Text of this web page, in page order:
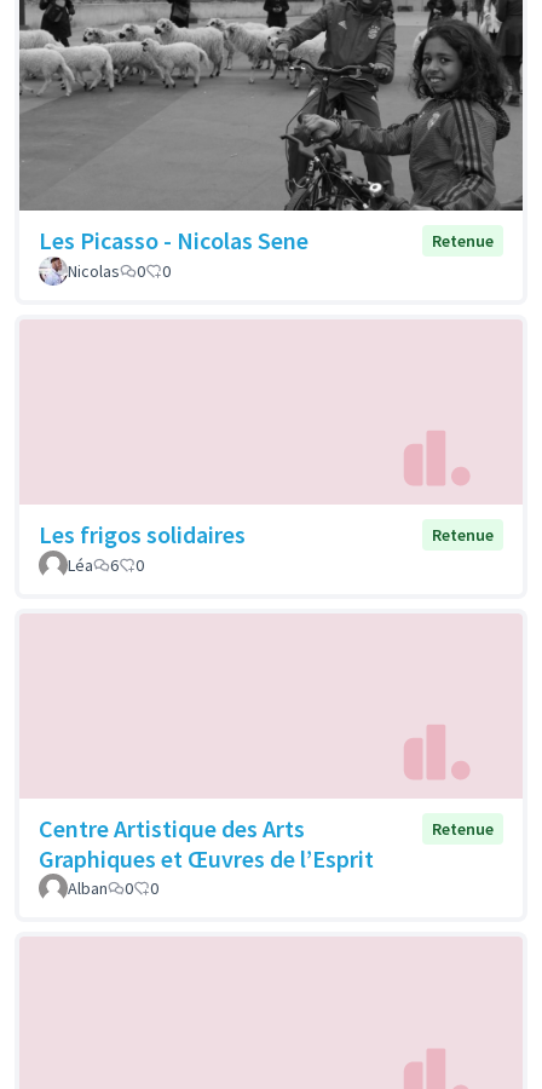
Les Picasso - Nicolas Sene
Retenue
Nicolas
0 0
Les frigos solidaires
Retenue
Léa
6 0
Centre Artistique des Arts
Graphiques et Œuvres de l’Esprit
Retenue
Alban 0 0